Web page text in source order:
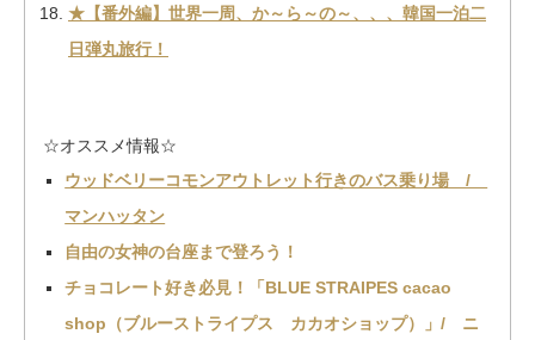
★【番外編】世界一周、か～ら～の～、、、韓国一泊二
日弾丸旅行！
☆オススメ情報☆
ウッドベリーコモンアウトレット行きのバス乗り場 /
マンハッタン
自由の女神の台座まで登ろう！
チョコレート好き必見！「BLUE STRAIPES cacao
shop（ブルーストライプス カカオショップ）」/ ニ